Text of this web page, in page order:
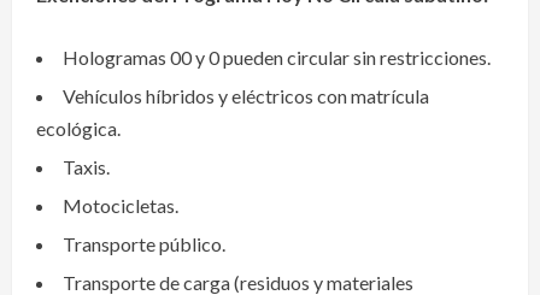
Hologramas 00 y 0 pueden circular sin restricciones.
Vehículos híbridos y eléctricos con matrícula
ecológica.
Taxis.
Motocicletas.
Transporte público.
Transporte de carga (residuos y materiales